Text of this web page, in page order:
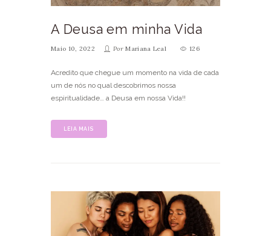
A Deusa em minha Vida
Maio 10, 2022 PorMariana Leal 126
Acredito que chegue um momento na vida de cada
um de nós no qual descobrimos nossa
espiritualidade… a Deusa em nossa Vida!!
LEIA MAIS